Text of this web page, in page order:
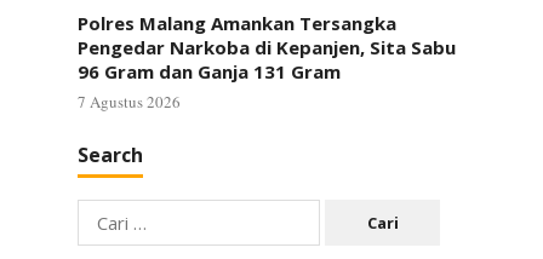
Polres Malang Amankan Tersangka
Pengedar Narkoba di Kepanjen, Sita Sabu
96 Gram dan Ganja 131 Gram
7 Agustus 2026
Search
Cari
untuk: